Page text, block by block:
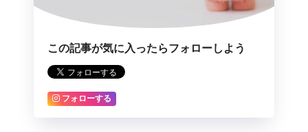
この記事が気に入ったらフォローしよう
フォローする